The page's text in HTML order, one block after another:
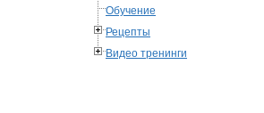
Обучение
Рецепты
Видео тренинги